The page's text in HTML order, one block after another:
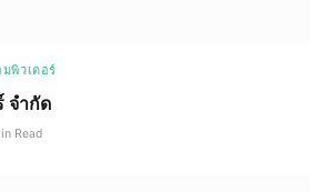
พิวเตอร์
จำกัด
Read